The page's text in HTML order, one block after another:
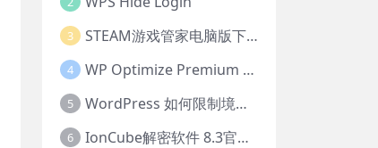
3 STEAM游戏管家电脑版下载
4 WP Optimize Premium v3.6.0激活版
5 WordPress 如何限制境外注册机
6 IonCube解密软件 8.3官方正式版